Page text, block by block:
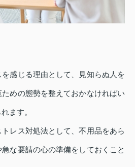
感じる理由として、見知らぬ人を
めの態勢を整えておかなければい
ます。
レス対処法として、不用品をあら
な要請の心の準備をしておくこと